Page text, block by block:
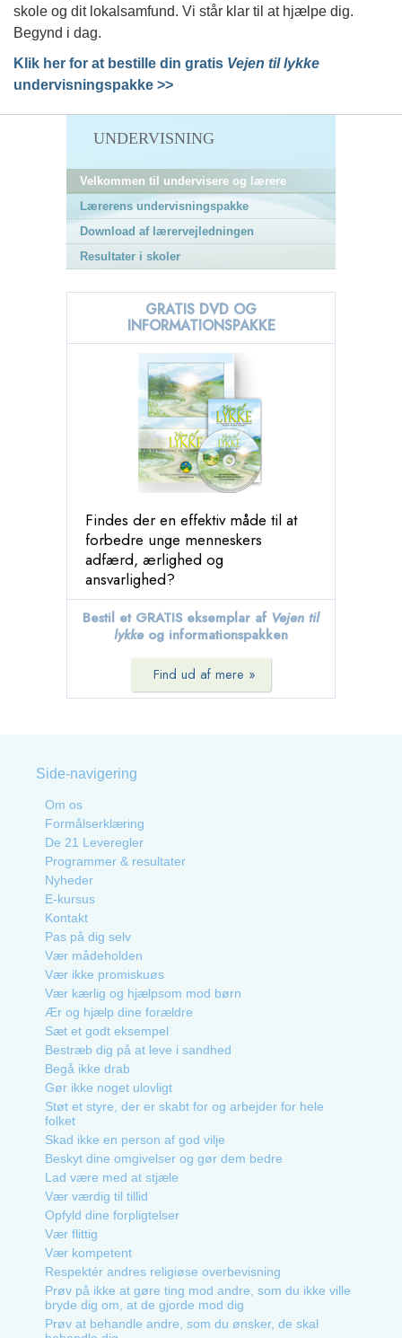
skole og dit lokalsamfund. Vi står klar til at hjælpe dig.
Begynd i dag.
Klik her for at bestille din gratis Vejen til lykke
undervisningspakke >>
UNDERVISNING
Velkommen til undervisere og lærere
Lærerens undervisningspakke
Download af lærervejledningen
Resultater i skoler
GRATIS DVD OG
INFORMATIONSPAKKE
Findes der en effektiv måde til at
forbedre unge menneskers
adfærd, ærlighed og
ansvarlighed?
Bestil et GRATIS eksemplar af Vejen til
lykkeog informationspakken
Find ud af mere »
Side-navigering
Om os
Formålserklæring
De 21 Leveregler
Programmer & resultater
Nyheder
E-kursus
Kontakt
Pas på dig selv
Vær mådeholden
Vær ikke promiskuøs
Vær kærlig og hjælpsom mod børn
Ær og hjælp dine forældre
Sæt et godt eksempel
Bestræb dig på at leve i sandhed
Begå ikke drab
Gør ikke noget ulovligt
Støt et styre, der er skabt for og arbejder for hele
folket
Skad ikke en person af god vilje
Beskyt dine omgivelser og gør dem bedre
Lad være med at stjæle
Vær værdig til tillid
Opfyld dine forpligtelser
Vær flittig
Vær kompetent
Respektér andres religiøse overbevisning
Prøv på ikke at gøre ting mod andre, som du ikke ville
bryde dig om, at de gjorde mod dig
Prøv at behandle andre, som du ønsker, de skal